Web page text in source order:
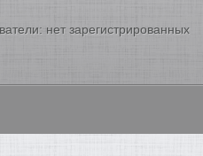
нет зарегистрированных